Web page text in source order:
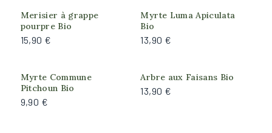
Rusticité
Bonne (résiste à -15°C)
Très forte (résiste à -25°C)
Merisier à grappe
pourpre Bio
15,90 €
Myrte Luma Apiculata
Bio
13,90 €
Myrte Commune
Pitchoun Bio
9,90 €
Arbre aux Faisans Bio
13,90 €